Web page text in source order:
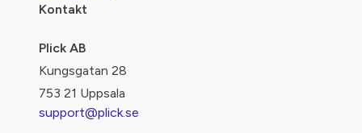
Kontakt
Plick AB
Kungsgatan 28
753 21 Uppsala
support@plick.se